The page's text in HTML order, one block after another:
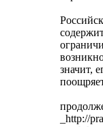
значит,
_http://